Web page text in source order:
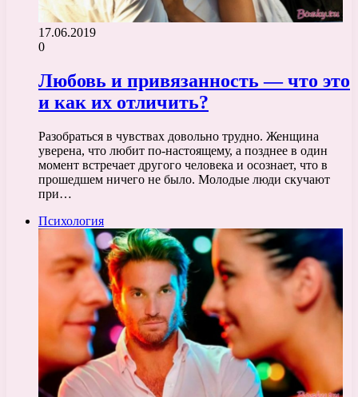
17.06.2019
0
Любовь и привязанность — что это
и как их отличить?
Разобраться в чувствах довольно трудно. Женщина
уверена, что любит по-настоящему, а позднее в один
момент встречает другого человека и осознает, что в
прошедшем ничего не было. Молодые люди скучают
при…
Психология